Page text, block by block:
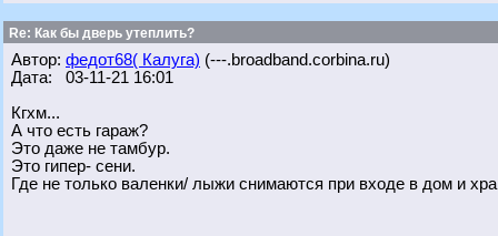
Re: Как бы дверь утеплить?
Автор: федот68( Калуга) (---.broadband.corbina.ru)
Дата: 03-11-21 16:01
Кгхм...
А что есть гараж?
Это даже не тамбур.
Это гипер- сени.
Где не только валенки/ лыжи снимаются при входе в дом и